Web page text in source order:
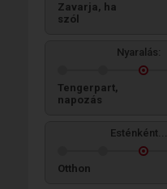
Zavarja, ha
szól
Nyaralás:
Tengerpart,
napozás
Esténként...
Otthon